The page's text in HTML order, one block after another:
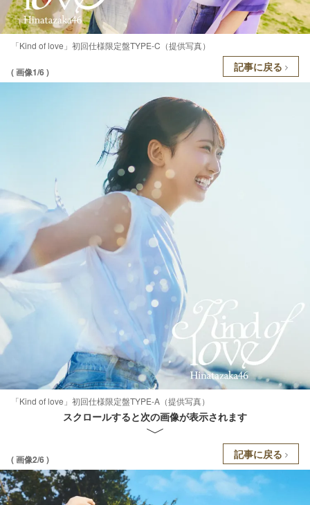
「Kind of love」初回仕様限定盤TYPE-C（提供写真）
( 画像1/6 ) 記事に戻る
「Kind of love」初回仕様限定盤TYPE-A（提供写真）
スクロールすると次の画像が表示されます
( 画像2/6 ) 記事に戻る